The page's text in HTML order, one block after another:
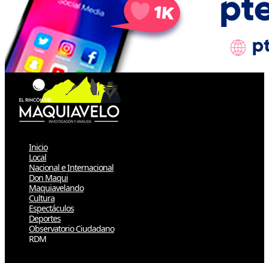
Inicio
Local
Nacional e Internacional
Don Maqui
Maquiavelando
Cultura
Espectáculos
Deportes
Observatorio Ciudadano
RDM